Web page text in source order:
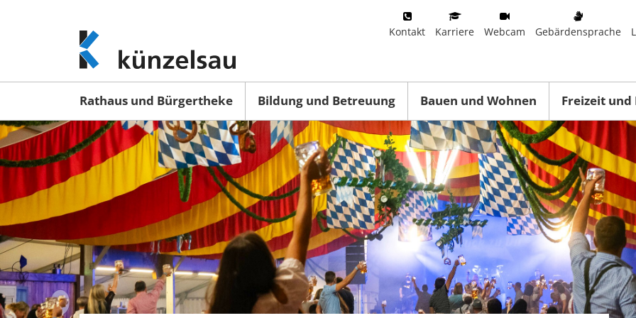
www.kuenzelsau.de
(zur
Startseite)
Kontakt Karriere Webcam Gebärdensprache
Rathaus und Bürgertheke Bildung und Betreuung Bauen und Wohnen Freizeit